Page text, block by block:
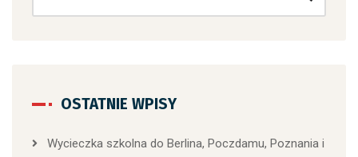
OSTATNIE WPISY
Wycieczka szkolna do Berlina, Poczdamu, Poznania i